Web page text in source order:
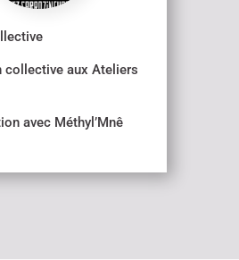
collective aux Ateliers
avec Méthyl’Mnê